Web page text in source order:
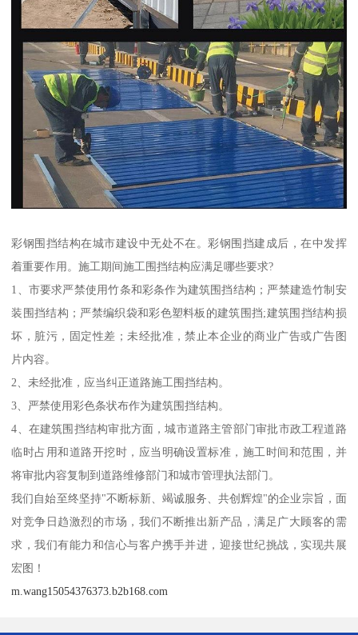
彩钢围挡结构在城市建设中无处不在。彩钢围挡建成后，在中发挥
着重要作用。施工期间施工围挡结构应满足哪些要求?
1、市要求严禁使用竹条和彩条作为建筑围挡结构；严禁建造竹制安
装围挡结构；严禁编织袋和彩色塑料板的建筑围挡;建筑围挡结构损
坏，脏污，固定性差；未经批准，禁止本企业的商业广告或广告图
片内容。
2、未经批准，应当纠正道路施工围挡结构。
3、严禁使用彩色条状布作为建筑围挡结构。
4、在建筑围挡结构审批方面，城市道路主管部门审批市政工程道路
临时占用和道路开挖时，应当明确设置标准，施工时间和范围，并
将审批内容复制到道路维修部门和城市管理执法部门。
我们自始至终坚持"不断标新、竭诚服务、共创辉煌"的企业宗旨，面
对竞争日趋激烈的市场，我们不断推出新产品，满足广大顾客的需
求，我们有能力和信心与客户携手并进，迎接世纪挑战，实现共展
宏图！
m.wang15054376373.b2b168.com